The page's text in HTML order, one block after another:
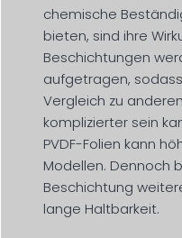
chemische
bieten, sind ihre
Beschichtungen
aufgetragen,
Vergleich zu
komplizierter sein
PVDF-Folien kann
Modellen. Dennoch
Beschichtung
lange Haltbarkeit.